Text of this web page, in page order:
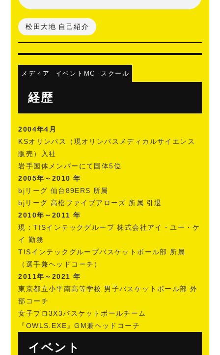
松田大地 自己紹介
メディア イベントMC スクール
経歴
2004年4月
KSオリンパス（現オリンパスメディカルサイエンス
販売）入社
岩手国体メンバーにて国体5位
2005年～2010 年
bjリーグ 仙台89ERS 所属
bjリーグ 高松ファイブアローズ 所属 引退
2010年～2011 年
現：TISインテックグループ 株式会社アイ・ユー・ケ
イ 勤務
TISインテックグループバスケットボール部 所属
（選手兼ヘッドコーチ）
2011年～2021 年
東京都立小平南高等学校 男子バスケットボール部 外
部コーチ
女子プロ3X3バスケットボールチーム
『OWLS.EXE』GM兼ヘッドコーチ
イベント